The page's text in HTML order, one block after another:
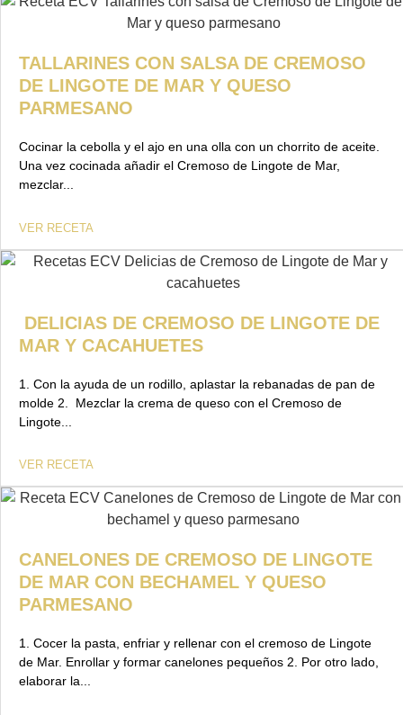
TALLARINES CON SALSA DE CREMOSO
DE LINGOTE DE MAR Y QUESO
PARMESANO
Cocinar la cebolla y el ajo en una olla con un chorrito de aceite.
Una vez cocinada añadir el Cremoso de Lingote de Mar,
mezclar...
VER RECETA
DELICIAS DE CREMOSO DE LINGOTE DE
MAR Y CACAHUETES
1. Con la ayuda de un rodillo, aplastar la rebanadas de pan de
molde 2. Mezclar la crema de queso con el Cremoso de
Lingote...
VER RECETA
CANELONES DE CREMOSO DE LINGOTE
DE MAR CON BECHAMEL Y QUESO
PARMESANO
1. Cocer la pasta, enfriar y rellenar con el cremoso de Lingote
de Mar. Enrollar y formar canelones pequeños 2. Por otro lado,
elaborar la...